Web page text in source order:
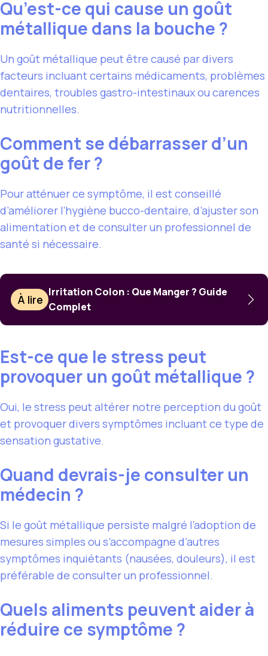
Qu’est-ce qui cause un goût
métallique dans la bouche ?
Un goût métallique peut être causé par divers
facteurs incluant certains médicaments, problèmes
dentaires, troubles gastro-intestinaux ou carences
nutritionnelles.
Comment se débarrasser d’un
goût de fer ?
Pour atténuer ce symptôme, il est conseillé
d’améliorer l’hygiène bucco-dentaire, d’ajuster son
alimentation et de consulter un professionnel de
santé si nécessaire.
À lire
Irritation Colon : Que Manger ? Guide
Complet
Est-ce que le stress peut
provoquer un goût métallique ?
Oui, le stress peut altérer notre perception du goût
et provoquer divers symptômes incluant ce type de
sensation gustative.
Quand devrais-je consulter un
médecin ?
Si le goût métallique persiste malgré l’adoption de
mesures simples ou s’accompagne d’autres
symptômes inquiétants (nausées, douleurs), il est
préférable de consulter un professionnel.
Quels aliments peuvent aider à
réduire ce symptôme ?